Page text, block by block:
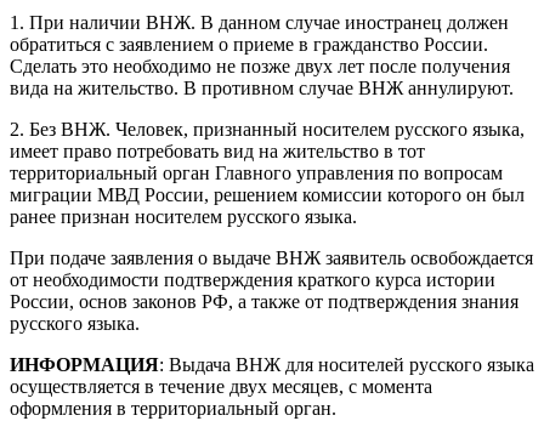
1. При наличии ВНЖ. В данном случае иностранец должен
обратиться с заявлением о приеме в гражданство России.
Сделать это необходимо не позже двух лет после получения
вида на жительство. В противном случае ВНЖ аннулируют.
2. Без ВНЖ. Человек, признанный носителем русского языка,
имеет право потребовать вид на жительство в тот
территориальный орган Главного управления по вопросам
миграции МВД России, решением комиссии которого он был
ранее признан носителем русского языка.
При подаче заявления о выдаче ВНЖ заявитель освобождается
от необходимости подтверждения краткого курса истории
России, основ законов РФ, а также от подтверждения знания
русского языка.
ИНФОРМАЦИЯ: Выдача ВНЖ для носителей русского языка
осуществляется в течение двух месяцев, с момента
оформления в территориальный орган.